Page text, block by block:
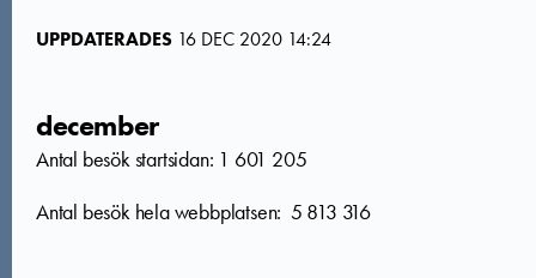
UPPDATERADES 16 DEC 2020 14:24
december
Antal besök startsidan: 1 601 205
Antal besök hela webbplatsen: 5 813 316